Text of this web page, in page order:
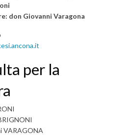
don Giovanni Varagona
per la
VARAGONA